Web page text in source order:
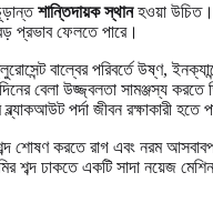
শান্তিদায়ক স্থানহওয়া উচিত।
প্রভাব ফেলতে পারে।
বাল্বের পরিবর্তে উষ্ণ,
বেলা উজ্জ্বলতা সামঞ্জস্য করতে
পর্দা জীবন রক্ষাকারী হতে
শব্দ শোষণ করতে রাগ এবং নরম
শব্দ ঢাকতে একটি সাদা নয়েজ